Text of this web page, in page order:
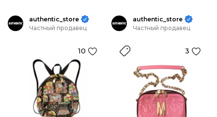
authentic_store
Частный продавец
10
authentic_store
Частный продавец
3